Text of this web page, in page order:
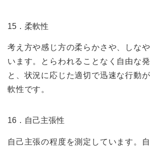
15．柔軟性
考え方や感じ方の柔らかさや、しな
います。とらわれることなく自由な
と、状況に応じた適切で迅速な行動
軟性です。
16．自己主張性
自己主張の程度を測定しています。